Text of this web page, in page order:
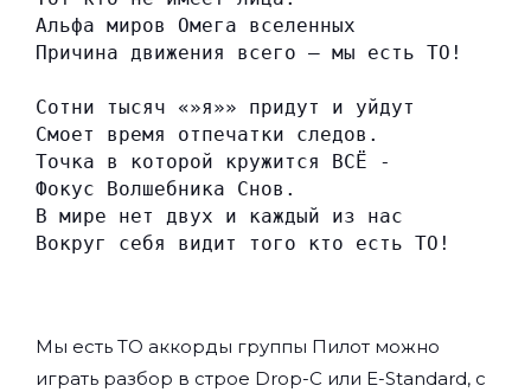
Альфа миров Омега вселенных
Причина движения всего – мы есть ТО!
Сотни тысяч «»я»» придут и уйдут
Смоет время отпечатки следов.
Точка в которой кружится ВСЁ -
Фокус Волшебника Снов.
В мире нет двух и каждый из нас
Вокруг себя видит того кто есть ТО!
Мы есть ТО аккорды группы Пилот можно
играть разбор в строе Drop-C или E-Standard, с